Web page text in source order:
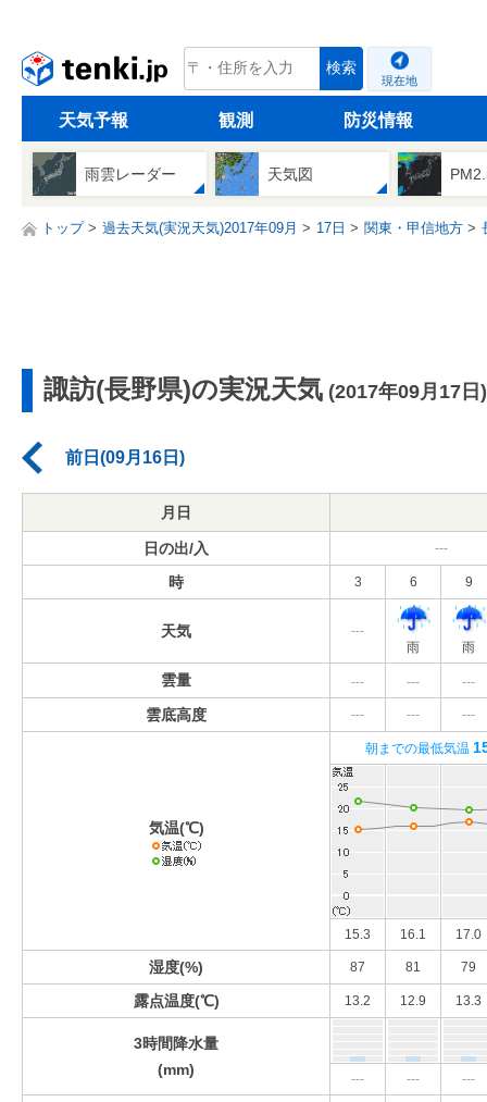
tenki.jp 検索
現在地
天気予報 観測 防災情報
雨雲レーダー 天気図
トップ 過去天気(実況天気)2017年09月 17日 関東・甲信地方
諏訪(長野県)の実況天気 (2017年09月17日)
前日(09月16日)
月日
日の出/入 ---
時 3 6 9
天気
---
雨
雨
雲量 --- --- ---
雲底高度 --- --- ---
気温(℃)
朝までの最低気温
15.3 16.1 17.0
湿度(%) 87 81 79
露点温度(℃) 13.2 12.9 13.3
3時間降水量
(mm)
--- --- ---